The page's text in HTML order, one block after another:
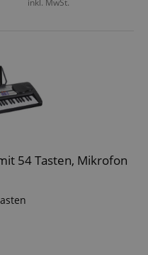
inkl. MwSt.
54 Tasten, Mikrofon